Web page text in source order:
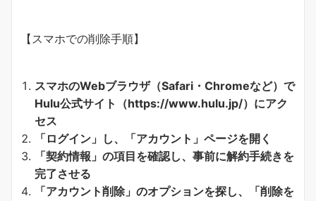
【スマホでの削除手順】
スマホのWebブラウザ（Safari・Chromeなど）で
Hulu公式サイト（https://www.hulu.jp/）にアク
セス
「ログイン」し、「アカウント」ページを開く
「契約情報」の項目を確認し、事前に解約手続きを
完了させる
「アカウント削除」のオプションを探し、「削除を